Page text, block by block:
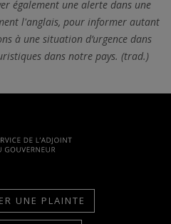
également une alerte dans une
l'anglais, pour informer autant
à une situation d’urgence dans
dans notre pays. (trad.)
UNE PLAINTE